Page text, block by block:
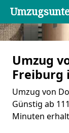
Umzug
Freiburg
Umzug von
Günstig ab
Minuten